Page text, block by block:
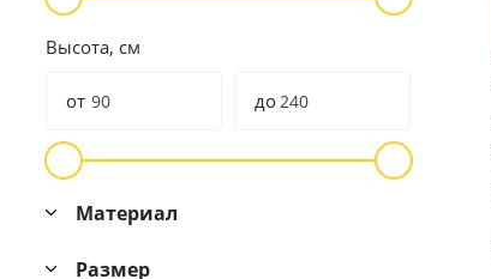
Высота, см
от до
Материал
Размер